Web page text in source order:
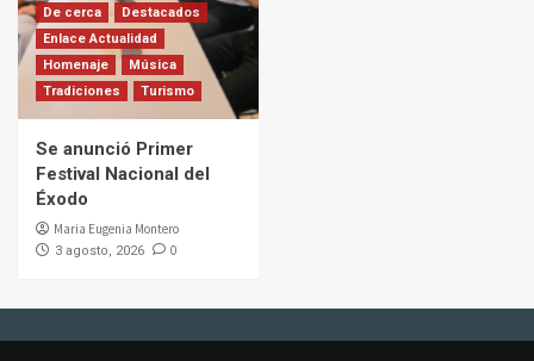
De cerca
Destacados
Enlace Actualidad
Homenaje
Música
Tradiciones
Turismo
Se anunció Primer
Festival Nacional del
Éxodo
Maria Eugenia Montero
3 agosto, 2026 0